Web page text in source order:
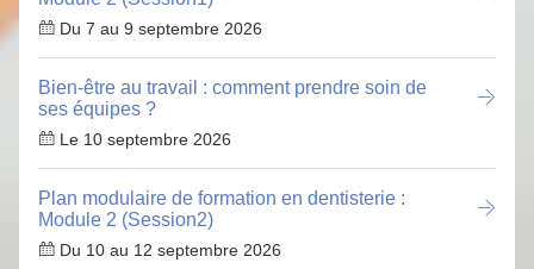
Du 7 au 9 septembre 2026
Bien-être au travail : comment prendre soin de
ses équipes ?
Le 10 septembre 2026
Plan modulaire de formation en dentisterie :
Module 2 (Session2)
Du 10 au 12 septembre 2026